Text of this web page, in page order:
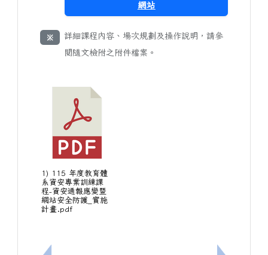
網站
※
詳細課程內容、場次規劃及操作說明，請參
閱隨文檢附之附件檔案。
1) 115 年度教育體
系資安專業訓練課
程-資安通報應變暨
網站安全防護_實施
計畫.pdf